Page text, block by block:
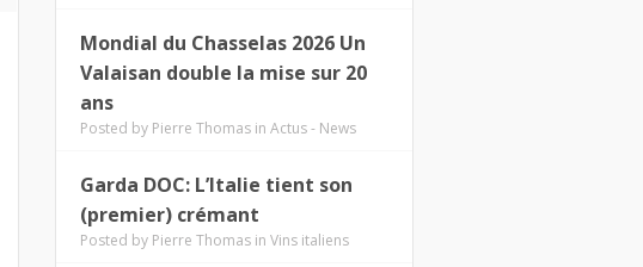
Mondial du Chasselas 2026 Un
Valaisan double la mise sur 20
ans
Posted by Pierre Thomas in Actus - News
Garda DOC: L’Italie tient son
(premier) crémant
Posted by Pierre Thomas in Vins italiens